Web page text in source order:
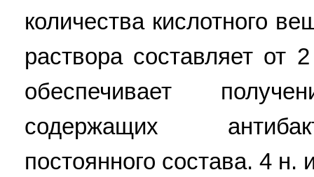
количества кислотного
раствора составляет от
обеспечивает
содержащих
постоянного состава. 4